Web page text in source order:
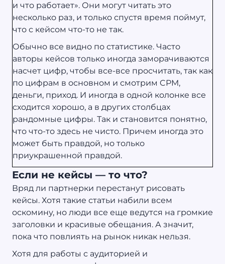
и что работает». Они могут читать это
несколько раз, и только спустя время поймут,
что с кейсом что-то не так.
Обычно все видно по статистике. Часто
авторы кейсов только иногда заморачиваются
насчет цифр, чтобы все-все просчитать, так как
по цифрам в основном и смотрим CPM,
деньги, приход. И иногда в одной колонке все
сходится хорошо, а в других столбцах
рандомные цифры. Так и становится понятно,
что что-то здесь не чисто. Причем иногда это
может быть правдой, но только
приукрашенной правдой.
Если не кейсы — то что?
Вряд ли партнерки перестанут рисовать
кейсы. Хотя такие статьи набили всем
оскомину, но люди все еще ведутся на громкие
заголовки и красивые обещания. А значит,
пока что повлиять на рынок никак нельзя.
Хотя для работы с аудиторией и